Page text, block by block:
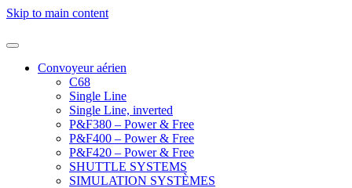
Skip to main content
Convoyeur aérien
C68
Single Line
Single Line, inverted
P&F380 – Power & Free
P&F400 – Power & Free
P&F420 – Power & Free
SHUTTLE SYSTEMS
SIMULATION SYSTÈMES